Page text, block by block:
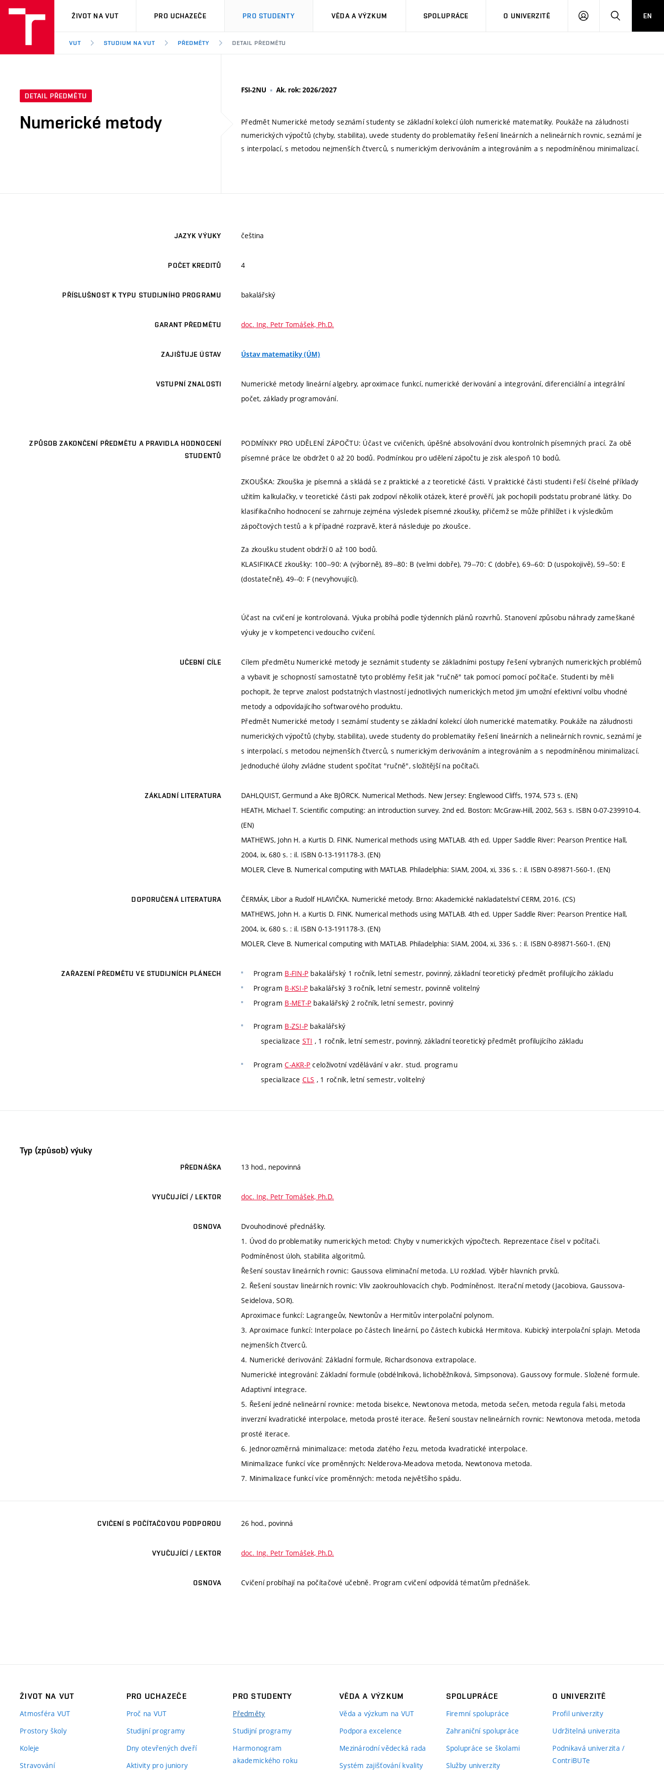
VUT
ŽIVOT NA VUT PRO UCHAZEČE PRO STUDENTY VĚDA A VÝZKUM SPOLUPRÁCE O UNIVERZITĚ
PŘIHLÁSIT HLEDATEN
VUT STUDIUM NA VUT PŘEDMĚTY DETAIL PŘEDMĚTU
DETAIL PŘEDMĚTU
Numerické metody
FSI-2NU Ak. rok: 2026/2027
Předmět Numerické metody seznámí studenty se základní kolekcí úloh numerické matematiky. Poukáže na záludnosti
numerických výpočtů (chyby, stabilita), uvede studenty do problematiky řešení lineárních a nelineárních rovnic, seznámí je
s interpolací, s metodou nejmenších čtverců, s numerickým derivováním a integrováním a s nepodmíněnou minimalizací.
JAZYK VÝUKY čeština
POČET KREDITŮ 4
PŘÍSLUŠNOST K TYPU STUDIJNÍHO PROGRAMU bakalářský
GARANT PŘEDMĚTU doc. Ing. Petr Tomášek, Ph.D.
ZAJIŠŤUJE ÚSTAV Ústav matematiky (ÚM)
VSTUPNÍ ZNALOSTI
Numerické metody lineární algebry, aproximace funkcí, numerické derivování a integrování, diferenciální a integrální
počet, základy programování.
ZPŮSOB ZAKONČENÍ PŘEDMĚTU A PRAVIDLA HODNOCENÍ
STUDENTŮ
PODMÍNKY PRO UDĚLENÍ ZÁPOČTU: Účast ve cvičeních, úpěšné absolvování dvou kontrolních písemných prací. Za obě
písemné práce lze obdržet 0 až 20 bodů. Podmínkou pro udělení zápočtu je zisk alespoň 10 bodů.
ZKOUŠKA: Zkouška je písemná a skládá se z praktické a z teoretické části. V praktické části studenti řeší číselné příklady
užitím kalkulačky, v teoretické části pak zodpoví několik otázek, které prověří, jak pochopili podstatu probrané látky. Do
klasifikačního hodnocení se zahrnuje zejména výsledek písemné zkoušky, přičemž se může přihlížet i k výsledkům
zápočtových testů a k případné rozpravě, která následuje po zkoušce.
Za zkoušku student obdrží 0 až 100 bodů.
KLASIFIKACE zkoušky: 100--90: A (výborně), 89--80: B (velmi dobře), 79--70: C (dobře), 69--60: D (uspokojivě), 59--50: E
(dostatečně), 49--0: F (nevyhovující).
Účast na cvičení je kontrolovaná. Výuka probíhá podle týdenních plánů rozvrhů. Stanovení způsobu náhrady zameškané
výuky je v kompetenci vedoucího cvičení.
UČEBNÍ CÍLE
Cílem předmětu Numerické metody je seznámit studenty se základními postupy řešení vybraných numerických problémů
a vybavit je schopností samostatně tyto problémy řešit jak "ručně" tak pomocí pomocí počítače. Studenti by měli
pochopit, že teprve znalost podstatných vlastností jednotlivých numerických metod jim umožní efektivní volbu vhodné
metody a odpovídajícího softwarového produktu.
Předmět Numerické metody I seznámí studenty se základní kolekcí úloh numerické matematiky. Poukáže na záludnosti
numerických výpočtů (chyby, stabilita), uvede studenty do problematiky řešení lineárních a nelineárních rovnic, seznámí je
s interpolací, s metodou nejmenších čtverců, s numerickým derivováním a integrováním a s nepodmíněnou minimalizací.
Jednoduché úlohy zvládne student spočítat "ručně", složitější na počítači.
ZÁKLADNÍ LITERATURA
DAHLQUIST, Germund a Ake BJÖRCK. Numerical Methods. New Jersey: Englewood Cliffs, 1974, 573 s. (EN)
HEATH, Michael T. Scientific computing: an introduction survey. 2nd ed. Boston: McGraw-Hill, 2002, 563 s. ISBN 0-07-239910-4.
(EN)
MATHEWS, John H. a Kurtis D. FINK. Numerical methods using MATLAB. 4th ed. Upper Saddle River: Pearson Prentice Hall,
2004, ix, 680 s. : il. ISBN 0-13-191178-3. (EN)
MOLER, Cleve B. Numerical computing with MATLAB. Philadelphia: SIAM, 2004, xi, 336 s. : il. ISBN 0-89871-560-1. (EN)
DOPORUČENÁ LITERATURA
ČERMÁK, Libor a Rudolf HLAVIČKA. Numerické metody. Brno: Akademické nakladatelství CERM, 2016. (CS)
MATHEWS, John H. a Kurtis D. FINK. Numerical methods using MATLAB. 4th ed. Upper Saddle River: Pearson Prentice Hall,
2004, ix, 680 s. : il. ISBN 0-13-191178-3. (EN)
MOLER, Cleve B. Numerical computing with MATLAB. Philadelphia: SIAM, 2004, xi, 336 s. : il. ISBN 0-89871-560-1. (EN)
ZAŘAZENÍ PŘEDMĚTU VE STUDIJNÍCH PLÁNECH Program B-FIN-P bakalářský 1 ročník, letní semestr, povinný, základní teoretický předmět profilujícího základu
Program B-KSI-P bakalářský 3 ročník, letní semestr, povinně volitelný
Program B-MET-P bakalářský 2 ročník, letní semestr, povinný
Program B-ZSI-P bakalářský
specializace STI , 1 ročník, letní semestr, povinný, základní teoretický předmět profilujícího základu
ProgramC-AKR-P celoživotní vzdělávání v akr. stud. programu
specializace CLS , 1 ročník, letní semestr, volitelný
Typ (způsob) výuky
PŘEDNÁŠKA 13 hod., nepovinná
VYUČUJÍCÍ / LEKTOR doc. Ing. Petr Tomášek, Ph.D.
OSNOVA
Dvouhodinové přednášky.
1. Úvod do problematiky numerických metod: Chyby v numerických výpočtech. Reprezentace čísel v počítači.
Podmíněnost úloh, stabilita algoritmů.
Řešení soustav lineárních rovnic: Gaussova eliminační metoda. LU rozklad. Výběr hlavních prvků.
2. Řešení soustav lineárních rovnic: Vliv zaokrouhlovacích chyb. Podmíněnost. Iterační metody (Jacobiova, Gaussova-
Seidelova, SOR).
Aproximace funkcí: Lagrangeův, Newtonův a Hermitův interpolační polynom.
3. Aproximace funkcí: Interpolace po částech lineární, po částech kubická Hermitova. Kubický interpolační splajn. Metoda
nejmenších čtverců.
4. Numerické derivování: Základní formule, Richardsonova extrapolace.
Numerické integrování: Základní formule (obdélníková, lichoběžníková, Simpsonova). Gaussovy formule. Složené formule.
Adaptivní integrace.
5. Řešení jedné nelineární rovnice: metoda bisekce, Newtonova metoda, metoda sečen, metoda regula falsi, metoda
inverzní kvadratické interpolace, metoda prosté iterace. Řešení soustav nelineárních rovnic: Newtonova metoda, metoda
prosté iterace.
6. Jednorozměrná minimalizace: metoda zlatého řezu, metoda kvadratické interpolace.
Minimalizace funkcí více proměnných: Nelderova-Meadova metoda, Newtonova metoda.
7. Minimalizace funkcí více proměnných: metoda největšího spádu.
CVIČENÍ S POČÍTAČOVOU PODPOROU 26 hod., povinná
VYUČUJÍCÍ / LEKTOR doc. Ing. Petr Tomášek, Ph.D.
OSNOVA Cvičení probíhají na počítačové učebně. Program cvičení odpovídá tématům přednášek.
ŽIVOT NA VUT
Atmosféra VUT
Prostory školy
Koleje
Stravování
PRO UCHAZEČE
Proč na VUT
Studijní programy
Dny otevřených dveří
Aktivity pro juniory
PRO STUDENTY
Předměty
Studijní programy
Harmonogram
akademického roku
VĚDA A VÝZKUM
Věda a výzkum na VUT
Podpora excelence
Mezinárodní vědecká rada
Systém zajišťování kvality
SPOLUPRÁCE
Firemní spolupráce
Zahraniční spolupráce
Spolupráce se školami
Služby univerzity
O UNIVERZITĚ
Profil univerzity
Udržitelná univerzita
Podnikavá univerzita /
ContriBUTe